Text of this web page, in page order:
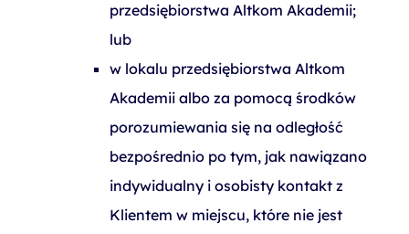
przedsiębiorstwa Altkom Akademii;
lub
w lokalu przedsiębiorstwa Altkom
Akademii albo za pomocą środków
porozumiewania się na odległość
bezpośrednio po tym, jak nawiązano
indywidualny i osobisty kontakt z
Klientem w miejscu, które nie jest